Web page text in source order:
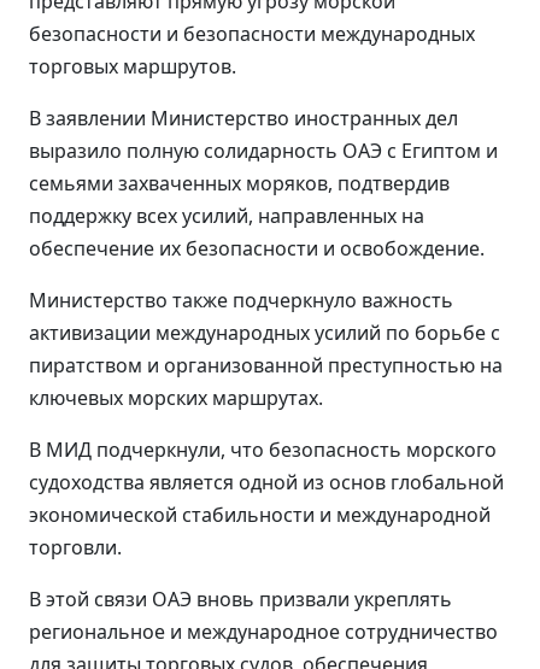
безопасности и безопасности международных
торговых маршрутов.
В заявлении Министерство иностранных дел
выразило полную солидарность ОАЭ с Египтом и
семьями захваченных моряков, подтвердив
поддержку всех усилий, направленных на
обеспечение их безопасности и освобождение.
Министерство также подчеркнуло важность
активизации международных усилий по борьбе с
пиратством и организованной преступностью на
ключевых морских маршрутах.
В МИД подчеркнули, что безопасность морского
судоходства является одной из основ глобальной
экономической стабильности и международной
торговли.
В этой связи ОАЭ вновь призвали укреплять
региональное и международное сотрудничество